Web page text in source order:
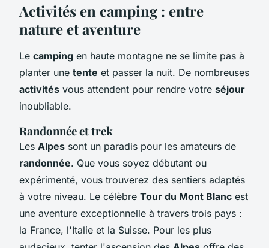
Activités en camping : entre
nature et aventure
Le camping en haute montagne ne se limite pas à
planter une tente et passer la nuit. De nombreuses
activités vous attendent pour rendre votre séjour
inoubliable.
Randonnée et trek
Les Alpes sont un paradis pour les amateurs de
randonnée. Que vous soyez débutant ou
expérimenté, vous trouverez des sentiers adaptés
à votre niveau. Le célèbre Tour du Mont Blanc est
une aventure exceptionnelle à travers trois pays :
la France, l'Italie et la Suisse. Pour les plus